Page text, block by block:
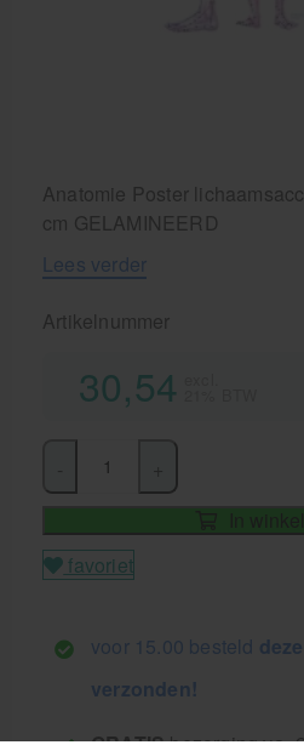
Anatomie Poster
cm GELAMINEERD
Lees verder
Artikelnummer
30,54
In
favoriet
voor 15.00 besteld
verzonden!